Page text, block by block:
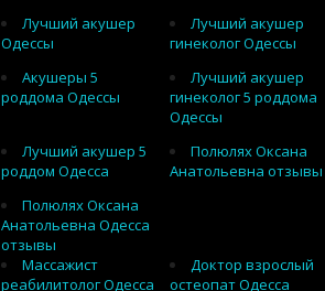
Лучший акушер
Одессы
Лучший акушер
гинеколог Одессы
Акушеры 5
роддома Одессы
Лучший акушер
гинеколог 5 роддома
Одессы
Лучший акушер 5
роддом Одесса
Полюлях Оксана
Анатольевна отзывы
Полюлях Оксана
Анатольевна Одесса
отзывы
Массажист
реабилитолог Одесса
Доктор взрослый
остеопат Одесса